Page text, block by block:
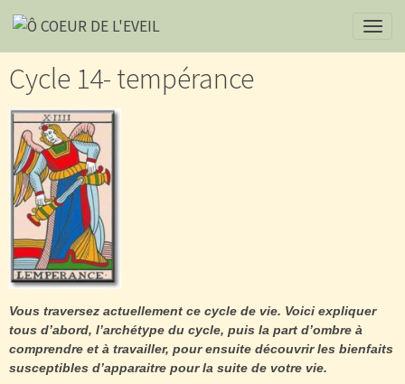
Cycle 14- tempérance
Vous traversez actuellement ce cycle de vie. Voici expliquer
tous d’abord, l’archétype du cycle, puis la part d’ombre à
comprendre et à travailler, pour ensuite découvrir les bienfaits
susceptibles d’apparaitre pour la suite de votre vie.